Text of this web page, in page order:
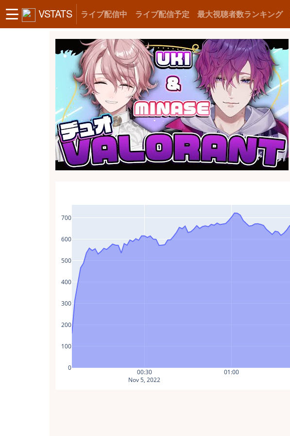
VSTATS ライブ配信中 ライブ配信予定 最大視聴者数ランキング
00:30
Nov 5, 2022
01:00
0
100
200
300
400
500
600
700